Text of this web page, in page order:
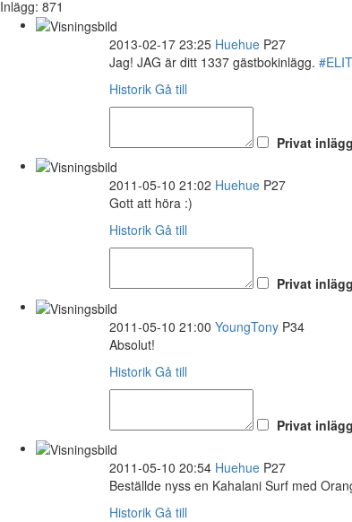
Inlägg: 871
2013-02-17 23:25 Huehue P27
Jag! JAG är ditt 1337 gästbokinlägg.
Historik Gå till
Privat inlägg
2011-05-10 21:02 Huehue P27
Gott att höra :)
Historik Gå till
Privat inlägg
2011-05-10 21:00 YoungTony P34
Absolut!
Historik Gå till
Privat inlägg
2011-05-10 20:54 Huehue P27
Beställde nyss en Kahalani Surf med
Historik Gå till